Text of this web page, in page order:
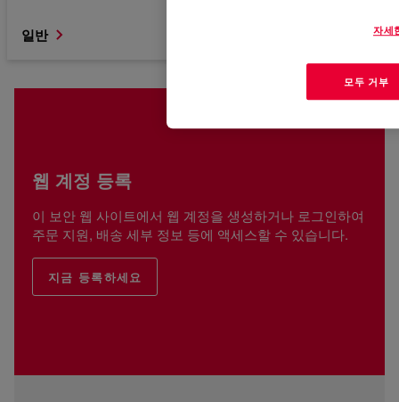
일반
웹 계정 등록
이 보안 웹 사이트에서 웹 계정을 생성하거나 로그인하여
주문 지원, 배송 세부 정보 등에 액세스할 수 있습니다.
지금 등록하세요
자세
모두 거부